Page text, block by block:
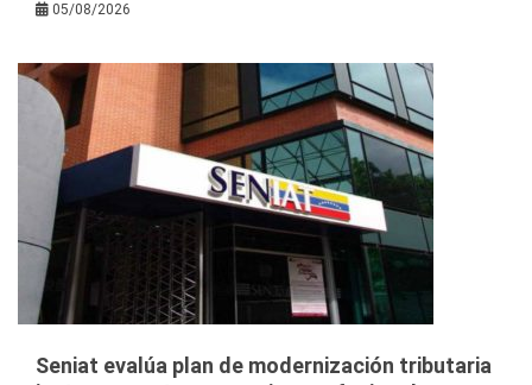
05/08/2026
Seniat evalúa plan de modernización tributaria